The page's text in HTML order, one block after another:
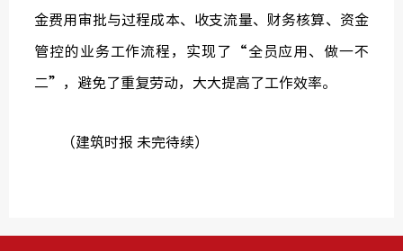
金费用审批与过程成本、收支流量、财务核算、资金
管控的业务工作流程，实现了“全员应用、做一不
二”，避免了重复劳动，大大提高了工作效率。
（建筑时报 未完待续）